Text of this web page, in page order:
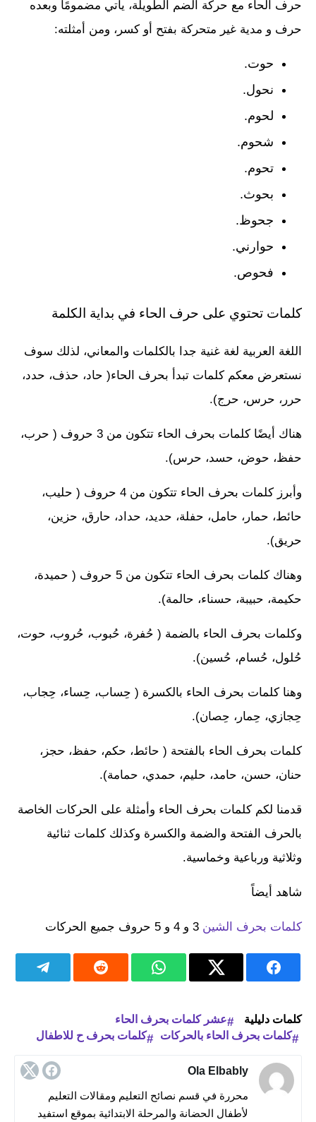
حرف الحاء مع حركة الضم الطويلة، يأتي مضمومًا وبعده
حرف و مدية غير متحركة بفتح أو كسر، ومن أمثلته:
حوت.
نحول.
لحوم.
شحوم.
تحوم.
بحوث.
جحوظ.
حوارني.
فحوص.
كلمات تحتوي على حرف الحاء في بداية الكلمة
اللغة العربية لغة غنية جدا بالكلمات والمعاني، لذلك سوف
نستعرض معكم كلمات تبدأ بحرف الحاء( حاد، حذف، حدد،
حرر، حرس، حرج).
هناك أيضًا كلمات بحرف الحاء تتكون من 3 حروف ( حرب،
حفظ، حوض، حسد، حرس).
وأبرز كلمات بحرف الحاء تتكون من 4 حروف ( حليب،
حائط، حمار، حامل، حفلة، حديد، حداد، حارق، حزين،
حريق).
وهناك كلمات بحرف الحاء تتكون من 5 حروف ( حميدة،
حكيمة، حبيبة، حسناء، حالمة).
وكلمات بحرف الحاء بالضمة ( حُفرة، حُبوب، حُروب، حوت،
حُلول، حُسام، حُسين).
وهنا كلمات بحرف الحاء بالكسرة ( حِساب، حِساء، حِجاب،
حِجازي، حِمار، حِصان).
كلمات بحرف الحاء بالفتحة ( حائط، حكم، حفظ، حجز،
حنان، حسن، حامد، حليم، حمدي، حمامة).
قدمنا لكم كلمات بحرف الحاء وأمثلة على الحركات الخاصة
بالحرف الفتحة والضمة والكسرة وكذلك كلمات ثنائية
وثلاثية ورباعية وخماسية.
شاهد أيضاً
كلمات بحرف الشين
كلمات دليلية
عشر كلمات بحرف الحاء
كلمات بحرف الحاء بالحركات
كلمات بحرف ح للاطفال
Ola Elbably
محررة في قسم نصائح التعليم ومقالات التعليم
لأطفال الحضانة والمرحلة الابتدائية بموقع استفيد